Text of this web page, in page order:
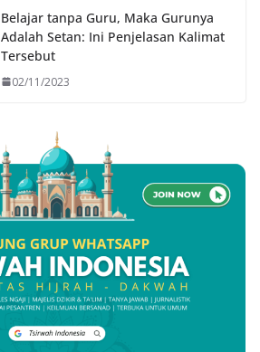
Belajar tanpa Guru, Maka Gurunya
Adalah Setan: Ini Penjelasan Kalimat
Tersebut
02/11/2023